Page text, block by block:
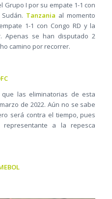
Grupo I por su empate 1-1 con
Tanzania al momento
1-1 con Congo RD y la
Apenas se han disputado 2
camino por recorrer.
las eliminatorias de esta
de 2022. Aún no se sabe
será contra el tiempo, pues
a la repesca